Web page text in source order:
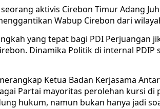
seorang aktivis Cirebon Timur Adang
Wabup Cirebon dari
yang tepat bagi PDI Perjuangan
Dinamika Politik di internal
Ketua Badan Kerjasama
Partai mayoritas perolehan kursi di
hukum, namun bukan hanya jadi